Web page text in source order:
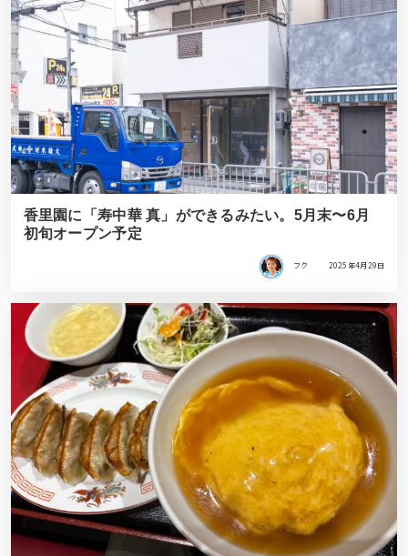
香里園に「寿中華 真」ができるみたい。5月末〜6月
初旬オープン予定
フク 2025年4月29日